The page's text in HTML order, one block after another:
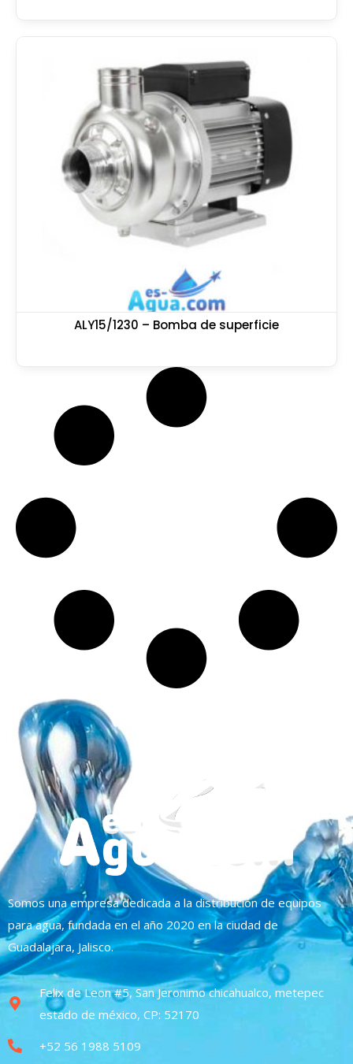
ALY15/1230 – Bomba de superficie
Somos una empresa dedicada a la distribución de equipos
para agua, fundada en el año 2020 en la ciudad de
Guadalajara, Jalisco.
Felix de Leon #5, San Jeronimo chicahualco, metepec
estado de méxico, CP: 52170
+52 56 1988 5109